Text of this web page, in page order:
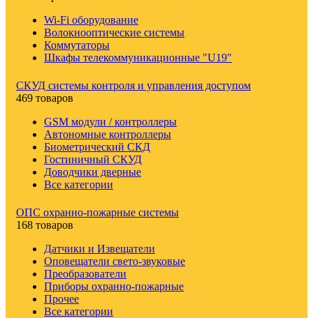
Wi-Fi оборудование
Волокнооптические системы
Коммутаторы
Шкафы телекоммуникационные "U19"
СКУД системы контроля и управления доступом
469 товаров
GSM модули / контроллеры
Автономные контроллеры
Биометрический СКД
Гостиничный СКУД
Доводчики дверные
Все категории
ОПС охранно-пожарные системы
168 товаров
Датчики и Извещатели
Оповещатели свето-звуковые
Преобразователи
Приборы охранно-пожарные
Прочее
Все категории